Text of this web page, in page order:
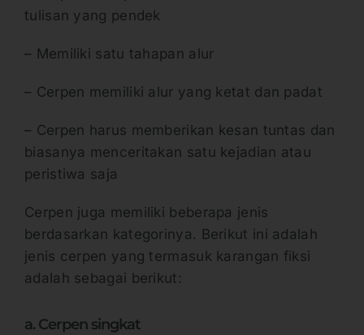
tulisan yang pendek
– Memiliki satu tahapan alur
– Cerpen memiliki alur yang ketat dan padat
– Cerpen harus memberikan kesan tuntas dan
biasanya menceritakan satu kejadian atau
peristiwa saja
Cerpen juga memiliki beberapa jenis
berdasarkan kategorinya. Berikut ini adalah
jenis cerpen yang termasuk karangan fiksi
adalah sebagai berikut:
a. Cerpen singkat